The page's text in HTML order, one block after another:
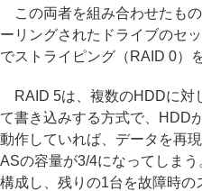
この両者を組み合わせたも
ーリングされたドライブのセ
でストライピング（RAID 0）
RAID 5は、複数のHDDに対
て書き込みする方式で、HDD
動作していれば、データを再
ASの容量が3/4になってしま
構成し、残りの1台を故障時の